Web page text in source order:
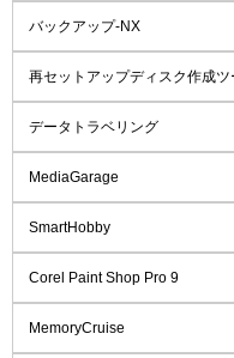
バックアップ-NX
再セットアップディスク作成
データトラベリング
MediaGarage
SmartHobby
Corel Paint Shop Pro 9
MemoryCruise